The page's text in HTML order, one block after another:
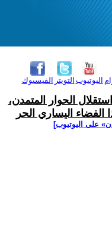
الفيسبوك التويتر اليوتيوب
الحوار المتمدن،
اليساري الحر
على اليوتيوب]